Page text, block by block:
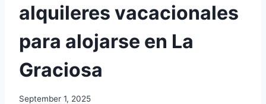
alquileres vacacionales
para alojarse en La
Graciosa
September 1, 2025